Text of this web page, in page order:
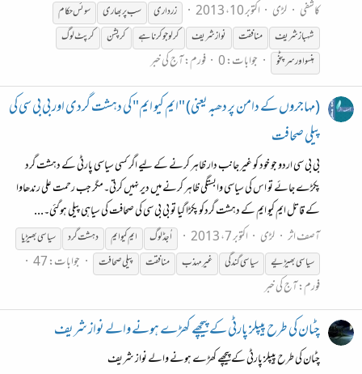
کاشفی لڑی اکتوبر 10، 2013 زرداری سب پر بھاری
سوئس حکام
شہباز شریف
منافقت نواز شریف کر لو جو کرنا ہے کرپشن
کرپٹ لوگ
ہنسو اور سر پٹخو
جوابات: 0 فورم:آج کی خبر
(مہاجروں کے دامن پر دھبہ یعنی) "ایم کیو ایم" کی دہشت گردی اور بی بی سی کی
پیلی صحافت
بی بی سی اردو جو خود کو غیر جانب دار ظاہر کرنے کے لیے اگر کسی سیاسی پارٹی کے دہشت گرد
پکڑے جائے تو اس کی سیاسی وابستگی ظاہر کرنے میں دیر نہیں کرتی۔مگر جب رحمت علی رندھاوا
کے قاتل ایم کیو ایم کے دہشت گردکو پکڑا گیا تو بی بی سی کی صحافت کی سیاہی پیلی ہوگئی۔...
آصف اثر لڑی اکتوبر 7، 2013 اُجڈ لوگ ایم کیو ایم دہشت گرد
سیاسی بھیڑیا
سیاسی بھیڑیے
سیاسی گندگی غیر مہذب منافقت پیلی صحافت
جوابات: 47
فورم:آج کی خبر
چٹان کی طرح پیپلز پارٹی کے پیچھے کھڑے ہونے والے نواز شریف
چٹان کی طرح پیپلز پارٹی کے پیچھے کھڑے ہونے والے نواز شریف